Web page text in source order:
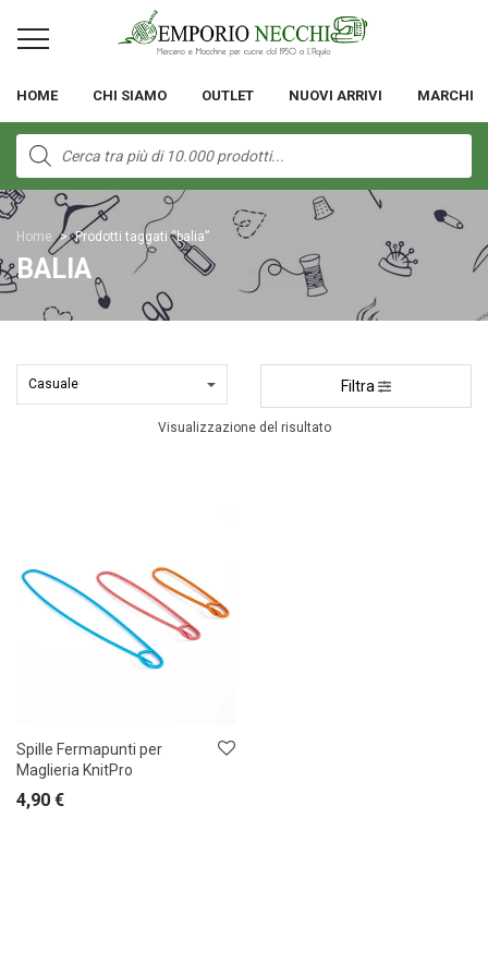
HOME CHI SIAMO OUTLET NUOVI ARRIVI MARCHI
Products
search
Home > Prodotti taggati “balia”
BALIA
Filtra
Visualizzazione del risultato
Spille Fermapunti per
Maglieria KnitPro
4,90 €